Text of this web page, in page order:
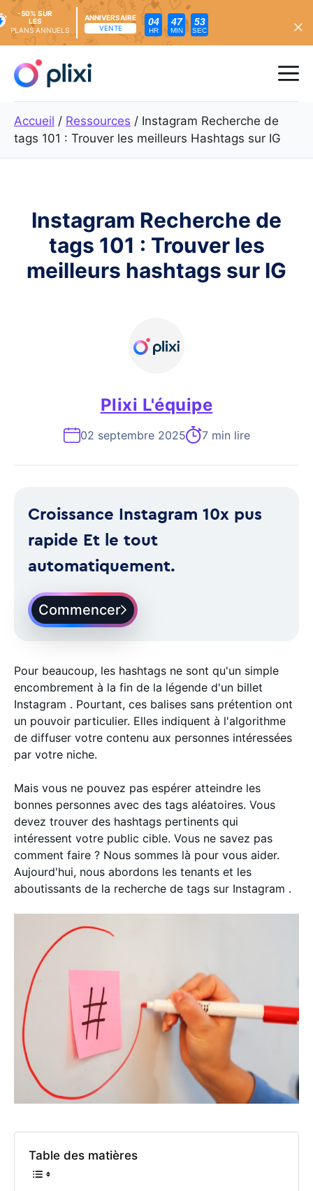
content
-50% SUR
LES
PLANS ANNUELS
ANNIVERSAIRE
VENTE
04
HR
47
MIN
51
SEC
Accueil / Ressources / Instagram Recherche de
tags 101 : Trouver les meilleurs Hashtags sur IG
Instagram Recherche de
tags 101 : Trouver les
meilleurs hashtags sur IG
Plixi L'équipe
02 septembre 2025 7 min lire
Croissance Instagram 10x pus
rapide Et le tout
automatiquement.
Commencer
Pour beaucoup, les hashtags ne sont qu'un simple
encombrement à la fin de la légende d'un billet
Instagram . Pourtant, ces balises sans prétention ont
un pouvoir particulier. Elles indiquent à l'algorithme
de diffuser votre contenu aux personnes intéressées
par votre niche.
Mais vous ne pouvez pas espérer atteindre les
bonnes personnes avec des tags aléatoires. Vous
devez trouver des hashtags pertinents qui
intéressent votre public cible. Vous ne savez pas
comment faire ? Nous sommes là pour vous aider.
Aujourd'hui, nous abordons les tenants et les
aboutissants de la recherche de tags sur Instagram .
Table des matières